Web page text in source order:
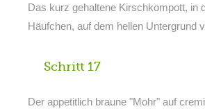
Das kurz gehaltene Kirschkompott, in
Häufchen, auf dem hellen Untergrund
Schritt 17
Der appetitlich braune "Mohr" auf